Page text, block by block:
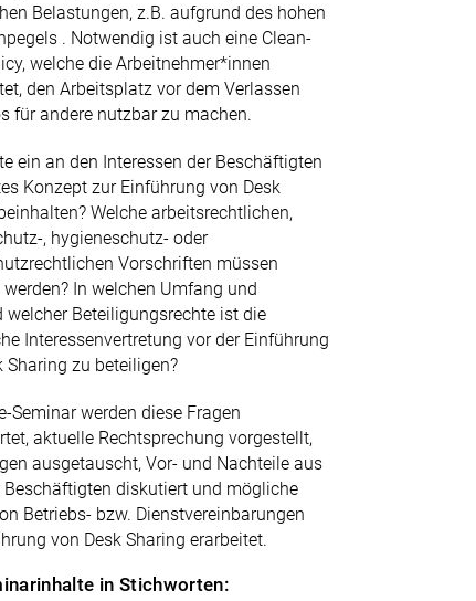
Belastungen, z.B. aufgrund des hohen
. Notwendig ist auch eine Clean-
welche die Arbeitnehmer*innen
den Arbeitsplatz vor dem Verlassen
für andere nutzbar zu machen.
ein an den Interessen der Beschäftigten
Konzept zur Einführung von Desk
Welche arbeitsrechtlichen,
, hygieneschutz- oder
Vorschriften müssen
werden? In welchen Umfang und
welcher Beteiligungsrechte ist die
Interessenvertretung vor der Einführung
Sharing zu beteiligen?
Seminar werden diese Fragen
aktuelle Rechtsprechung vorgestellt,
ausgetauscht, Vor- und Nachteile aus
Beschäftigten diskutiert und mögliche
Betriebs- bzw. Dienstvereinbarungen
von Desk Sharing erarbeitet.
in Stichworten: